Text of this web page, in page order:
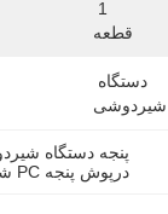
قطعه
شیردوشی
پنجه دستگاه شیردوش
درپوش پنجه PC شیردوشی